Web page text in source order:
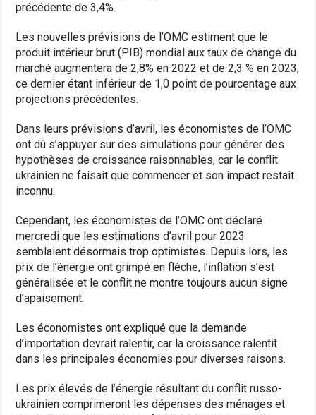
précédente de 3,4%.
Les nouvelles prévisions de l’OMC estiment que le
produit intérieur brut (PIB) mondial aux taux de change du
marché augmentera de 2,8% en 2022 et de 2,3 % en 2023,
ce dernier étant inférieur de 1,0 point de pourcentage aux
projections précédentes.
Dans leurs prévisions d’avril, les économistes de l’OMC
ont dû s’appuyer sur des simulations pour générer des
hypothèses de croissance raisonnables, car le conflit
ukrainien ne faisait que commencer et son impact restait
inconnu.
Cependant, les économistes de l’OMC ont déclaré
mercredi que les estimations d’avril pour 2023
semblaient désormais trop optimistes. Depuis lors, les
prix de l’énergie ont grimpé en flèche, l’inflation s’est
généralisée et le conflit ne montre toujours aucun signe
d’apaisement.
Les économistes ont expliqué que la demande
d’importation devrait ralentir, car la croissance ralentit
dans les principales économies pour diverses raisons.
Les prix élevés de l’énergie résultant du conflit russo-
ukrainien comprimeront les dépenses des ménages et